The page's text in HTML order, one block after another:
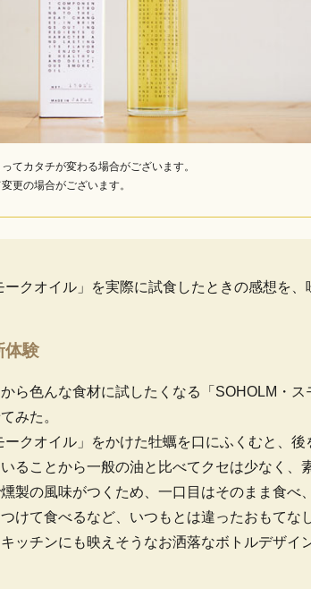
てカタチが変わる場合がございます。
更の場合がございます。
ークオイル」を実際に試食したときの感想を
体験
ら色んな食材に試したくなる「SOHOLM・
みた。
ークオイル」をかけた牡蠣を口にふくむと、
ることから一般の油と比べてクセは少なく、
製の風味がつくため、一口目はそのまま食べ
けて食べるなど、いつもとは違ったおもてな
ッチンにも映えそうなお洒落なボトルデザイ